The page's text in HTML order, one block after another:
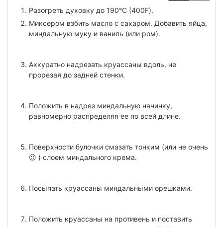
Разогреть духовку до 190°С (400F).
Миксером взбить масло с сахаром. Добавить яйца,
миндальную муку и ваниль (или ром).
Аккуратно надрезать круассаны вдоль, не
прорезая до задней стенки.
Положить в надрез миндальную начинку,
равномерно распределяя ее по всей длине.
Поверхности булочки смазать тонким (или не очень
😉 ) слоем миндального крема.
Посыпать круассаны миндальными орешками.
Положить круассаны на противень и поставить